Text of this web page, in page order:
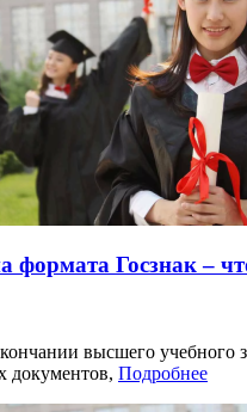
формата Госзнак –
высшего
документов, Подробнее